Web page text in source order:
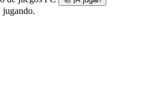
jugando.